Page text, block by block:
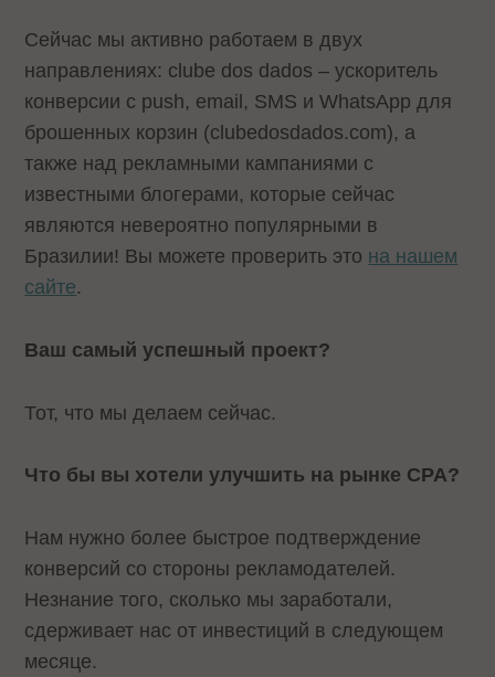
Сейчас мы активно работаем в двух
направлениях: clube dos dados – ускоритель
конверсии с push, email, SMS и WhatsApp для
брошенных корзин (clubedosdados.com), а
также над рекламными кампаниями с
известными блогерами, которые сейчас
являются невероятно популярными в
Бразилии! Вы можете проверить это на нашем
сайте.
Ваш самый успешный проект?
Тот, что мы делаем сейчас.
Что бы вы хотели улучшить на рынке CPA?
Нам нужно более быстрое подтверждение
конверсий со стороны рекламодателей.
Незнание того, сколько мы заработали,
сдерживает нас от инвестиций в следующем
месяце.